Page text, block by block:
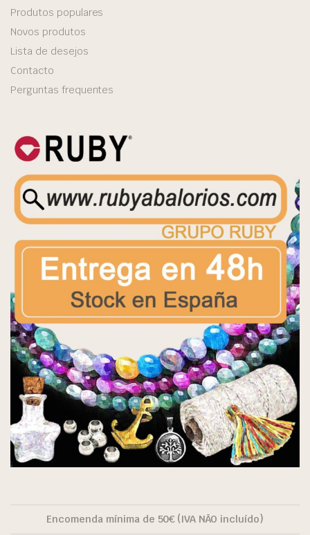
Produtos populares
Novos produtos
Lista de desejos
Contacto
Perguntas frequentes
Encomenda mínima de 50€ (IVA NÃO incluído)